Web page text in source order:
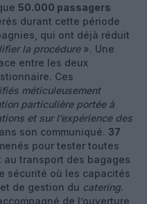
50.000 passagers
durant cette période
qui ont déjà réduit
la procédure». Une
entre les deux
Ces
méticuleusement
particulière portée à
et sur l’expérience des
son communiqué. 37
pour tester toutes
au transport des bagages
sécurité où les capacités
de gestion du catering.
de l’ouverture